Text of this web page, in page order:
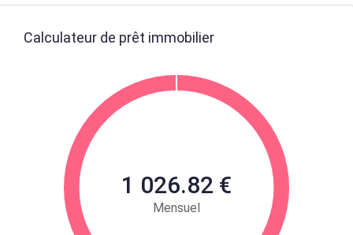
Calculateur de prêt immobilier
1 026.82 €
Mensuel